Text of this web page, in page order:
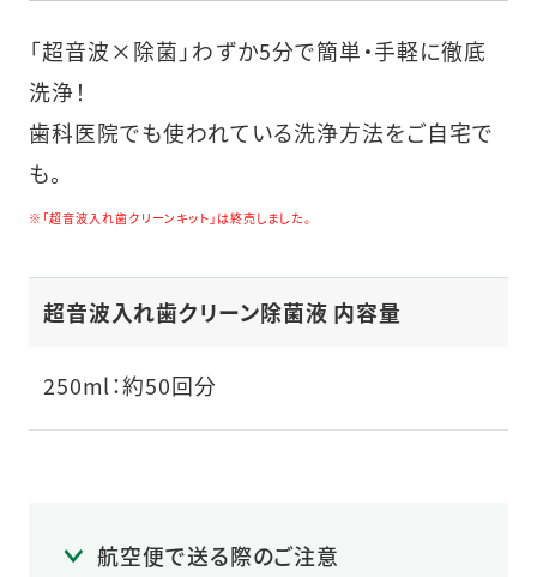
「超音波×除菌」わずか5分で簡単・手軽に徹底
洗浄！
歯科医院でも使われている洗浄方法をご自宅で
も。
※「超音波入れ歯クリーンキット」は終売しました。
超音波入れ歯クリーン除菌液 内容量
250ml：約50回分
航空便で送る際のご注意